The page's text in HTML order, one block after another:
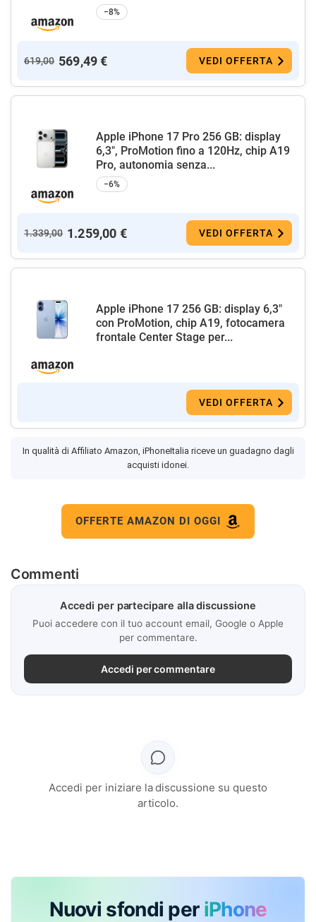
−8%
619,00 569,49 € VEDI OFFERTA
Apple iPhone 17 Pro 256 GB: display
6,3", ProMotion fino a 120Hz, chip A19
Pro, autonomia senza...
−6%
1.339,00 1.259,00 € VEDI OFFERTA
Apple iPhone 17 256 GB: display 6,3"
con ProMotion, chip A19, fotocamera
frontale Center Stage per...
VEDI OFFERTA
In qualità di Affiliato Amazon, iPhoneItalia riceve un guadagno dagli
acquisti idonei.
OFFERTE AMAZON DI OGGI
Commenti
Accedi per partecipare alla discussione
Puoi accedere con il tuo account email, Google o Apple
per commentare.
Accedi per commentare
Accedi per iniziare la discussione su questo
articolo.
Nuovi sfondi per iPhone